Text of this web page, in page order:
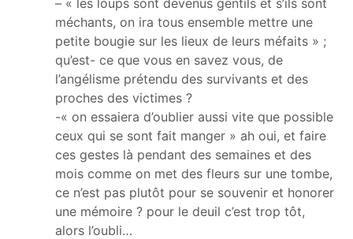
méchants, on ira tous ensemble mettre une
petite bougie sur les lieux de leurs méfaits » ;
qu’est- ce que vous en savez vous, de
l’angélisme prétendu des survivants et des
proches des victimes ?
-« on essaiera d’oublier aussi vite que possible
ceux qui se sont fait manger » ah oui, et faire
ces gestes là pendant des semaines et des
mois comme on met des fleurs sur une tombe,
ce n’est pas plutôt pour se souvenir et honorer
une mémoire ? pour le deuil c’est trop tôt,
alors l’oubli…